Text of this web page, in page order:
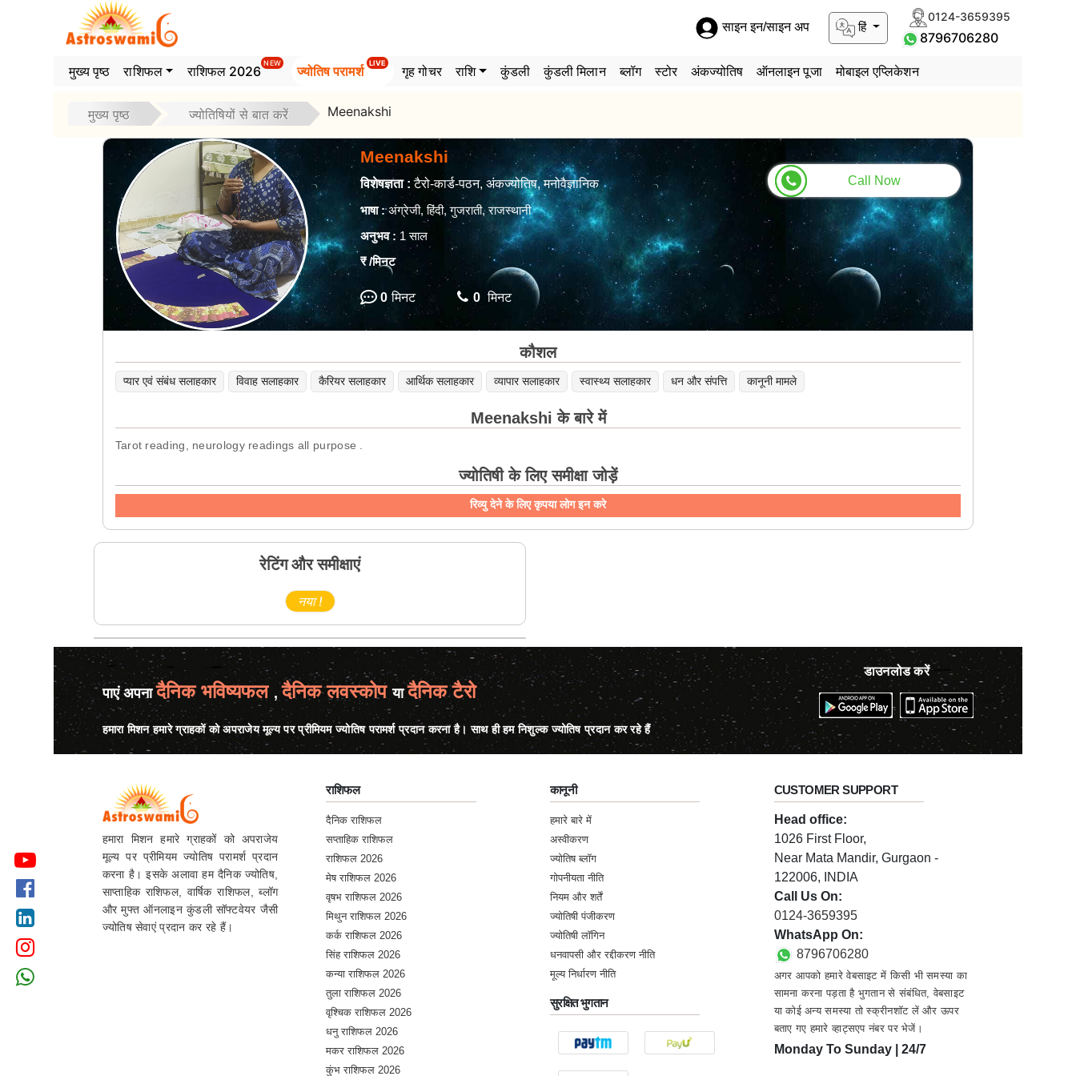
0124-3659395
8796706280
हिं
साइन इन/साइन अप
मुख्य पृष्ठ राशिफल राशिफल 2026
NEW
ज्योतिष परामर्श
LIVE
गृह गोचर राशि कुंडली कुंडली मिलान ब्लॉग स्टोर अंकज्योतिष ऑनलाइन पूजा मोबाइल एप्लिकेशन
मुख्य पृष्ठ ज्योतिषियों से बात करें Meenakshi
Meenakshi
विशेषज्ञता : टैरो-कार्ड-पठन, अंकज्योतिष, मनोवैज्ञानिक
भाषा :अंग्रेजी, हिंदी, गुजराती, राजस्थानी
अनुभव :1 साल
₹/मिनट
0 मिनट 0 मिनट
Call Now
कौशल
प्यार एवं संबंध सलाहकार विवाह सलाहकार कैरियर सलाहकार आर्थिक सलाहकार व्यापार सलाहकार स्वास्थ्य सलाहकार धन और संपत्ति कानूनी मामले
Meenakshi के बारे में
Tarot reading, neurology readings all purpose .
ज्योतिषी के लिए समीक्षा जोड़ें
रिव्यु देने के लिए कृपया लोग इन करे
रेटिंग और समीक्षाएं
नया !
पाएं अपनादैनिक भविष्यफल ,दैनिक लवस्कोपयादैनिक टैरो
हमारा मिशन हमारे ग्राहकों को अपराजेय मूल्य पर प्रीमियम ज्योतिष परामर्श प्रदान करना है। साथ ही हम निशुल्क ज्योतिष प्रदान कर रहे हैं
डाउनलोड करें
हमारा मिशन हमारे ग्राहकों को अपराजेय
मूल्य पर प्रीमियम ज्योतिष परामर्श प्रदान
करना है। इसके अलावा हम दैनिक ज्योतिष,
साप्ताहिक राशिफल, वार्षिक राशिफल, ब्लॉग
और मुफ्त ऑनलाइन कुंडली सॉफ्टवेयर जैसी
ज्योतिष सेवाएं प्रदान कर रहे हैं।
राशिफल
दैनिक राशिफल
सप्ताहिक राशिफल
राशिफल 2026
मेष राशिफल 2026
वृषभ राशिफल 2026
मिथुन राशिफल 2026
कर्क राशिफल 2026
सिंह राशिफल 2026
कन्या राशिफल 2026
तुला राशिफल 2026
वृश्चिक राशिफल 2026
धनु राशिफल 2026
मकर राशिफल 2026
कुंभ राशिफल 2026
कानूनी
हमारे बारे में
अस्वीकरण
ज्योतिष ब्लॉग
गोपनीयता नीति
नियम और शर्तें
ज्योतिषी पंजीकरण
ज्योतिषी लॉगिन
धनवापसी और रद्दीकरण नीति
मूल्य निर्धारण नीति
सुरक्षित भुगतान
CUSTOMER SUPPORT
Head office:
1026 First Floor,
Near Mata Mandir, Gurgaon -
122006, INDIA
Call Us On:
0124-3659395
WhatsApp On:
8796706280
अगर आपको हमारे वेबसाइट में किसी भी समस्या का
सामना करना पड़ता है भुगतान से संबंधित, वेबसाइट
या कोई अन्य समस्या तो स्क्रीनशॉट लें और ऊपर
बताए गए हमारे व्हाट्सएप नंबर पर भेजें।
Monday To Sunday | 24/7